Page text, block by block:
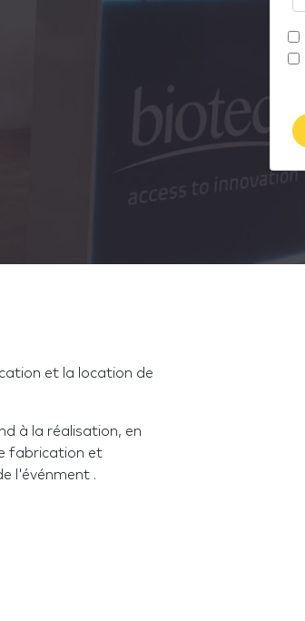
e
i
l
u
t
e
f
o
et la location de
à la réalisation, en
fabrication et
l'événment .